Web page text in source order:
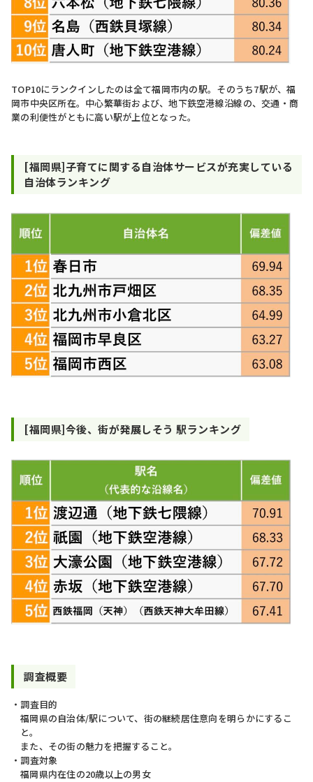
TOP10にランクインしたのは全て福岡市内の駅。そのうち7駅が、福
岡市中央区所在。中心繁華街および、地下鉄空港線沿線の、交通・商
業の利便性がともに高い駅が上位となった。
[福岡県]子育てに関する自治体サービスが充実している
自治体ランキング
[福岡県]今後、街が発展しそう 駅ランキング
調査概要
調査目的
福岡県の自治体/駅について、街の継続居住意向を明らかにするこ
と。
また、その街の魅力を把握すること。
調査対象
福岡県内在住の20歳以上の男女